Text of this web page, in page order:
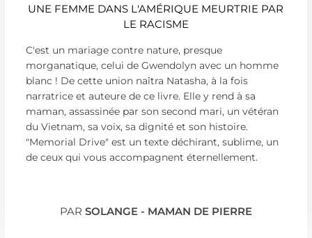
UNE FEMME DANS L'AMÉRIQUE MEURTRIE PAR
LE RACISME
C'est un mariage contre nature, presque
morganatique, celui de Gwendolyn avec un homme
blanc ! De cette union naîtra Natasha, à la fois
narratrice et auteure de ce livre. Elle y rend à sa
maman, assassinée par son second mari, un vétéran
du Vietnam, sa voix, sa dignité et son histoire.
"Memorial Drive" est un texte déchirant, sublime, un
de ceux qui vous accompagnent éternellement.
PAR SOLANGE - MAMAN DE PIERRE